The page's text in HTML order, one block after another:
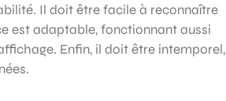
Il doit être facile à reconnaître
est adaptable, fonctionnant aussi
Enfin, il doit être intemporel,